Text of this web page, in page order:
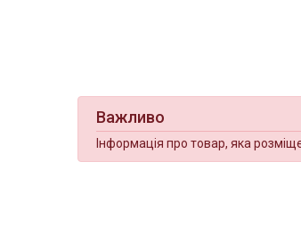
Важливо
Інформація про товар, яка